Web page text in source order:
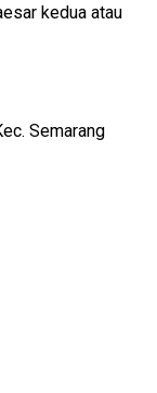
kedua atau
Semarang